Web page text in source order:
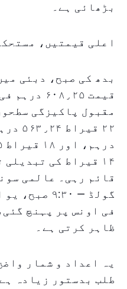
بڑھائی ہے۔
اعلی قیمتیں،
قیمت
مقبول پاکیزگی
قائم رہی۔ عالمی
ظاہر کرتی ہے۔
یہ اعداد و شمار
طلب بدستور زیادہ